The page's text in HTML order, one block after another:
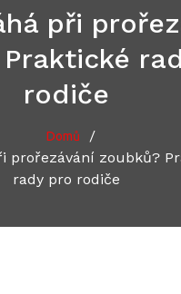
při
rodiče
Domů
/
prořezávání zoubků?
rady pro rodiče